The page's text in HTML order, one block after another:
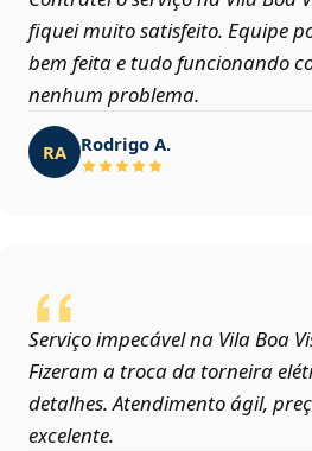
fiquei muito satisfeito. Equipe
bem feita e tudo funcionando
nenhum problema.
RA Rodrigo A.
Serviço impecável na Vila Boa
Fizeram a troca da torneira
detalhes. Atendimento ágil,
excelente.